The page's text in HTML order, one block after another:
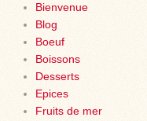
Bienvenue
Blog
Boeuf
Boissons
Desserts
Epices
Fruits de mer